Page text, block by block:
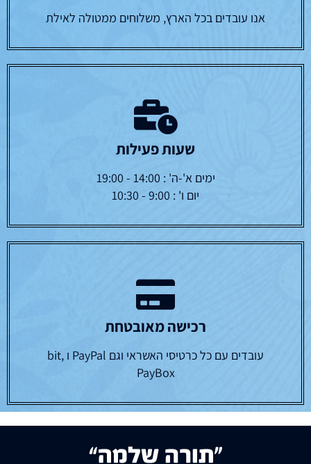
אנו עובדים בכל הארץ, משלוחים ממטולה לאילת
שעות פעילות
ימים א'-ה' : 14:00 - 19:00
יום ו' : 9:00 - 10:30
רכישה מאובטחת
עובדים עם כל כרטיסי האשראי וגם PayPal ו bit,
PayBox